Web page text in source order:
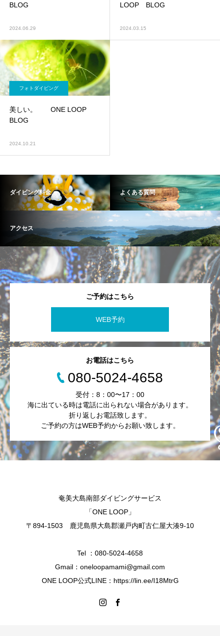
BLOG
2024.06.29
LOOP BLOG
2024.03.15
フォトダイビング
美しい。 ONE LOOP
BLOG
2024.10.21
ダイビング料金 よくある質問
アクセス
ご予約はこちら
WEB予約
お電話はこちら
080-5024-4658
受付：8：00〜17：00
海に出ている時は電話に出られない場合があります。
折り返しお電話致します。
ご予約の方はWEB予約からお願い致します。
奄美大島南部ダイビングサービス
「ONE LOOP」
〒894-1503 鹿児島県大島郡瀬戸内町古仁屋大湊9-10
Tel ：080-5024-4658
Gmail：oneloopamami@gmail.com
ONE LOOP公式LINE：https://lin.ee/I18MtrG